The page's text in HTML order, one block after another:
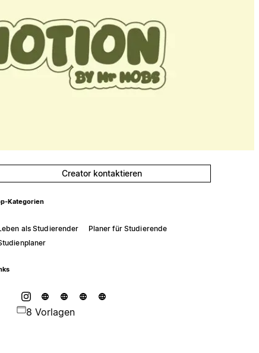
Creator kontaktieren
Kategorien
als Studierender
Planer für Studierende
8 Vorlagen